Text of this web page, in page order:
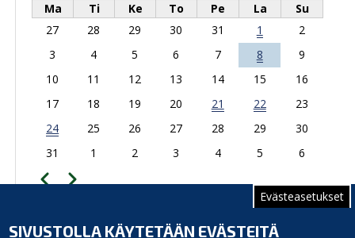
Evästeasetukset
SIVUSTOLLA KÄYTETÄÄN EVÄSTEITÄ
Ma Ti Ke To Pe La
Su
27
28 29 30 31 1
2
3
4 5 6 7 8
9
10
11 12 13 14 15
16
17
18 19 20 21 22
23
24
25 26 27 28 29
30
31
1 2 3 4 5
6
Sivutus
EdellinenSeuraava